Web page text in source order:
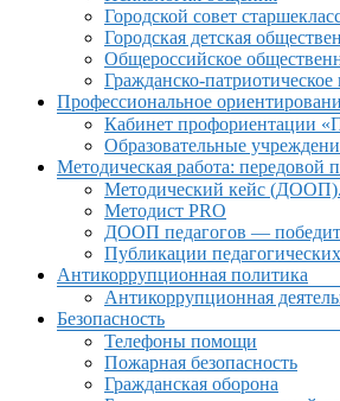
Городской совет
Городская детская
Общероссийское
Гражданско-патриотическое
Профессиональное
Кабинет профориентации
Образовательные
Методическая работа: передовой
Методический кейс
Методист PRO
ДООП педагогов —
Публикации
Антикоррупционная политика
Антикоррупционная
Безопасность
Телефоны помощи
Пожарная безопасность
Гражданская оборона